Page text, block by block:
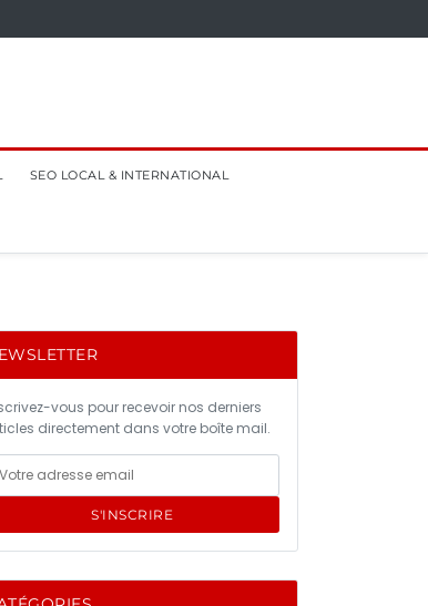
SEO LOCAL & INTERNATIONAL
vous pour recevoir nos derniers
directement dans votre boîte mail.
S'INSCRIRE